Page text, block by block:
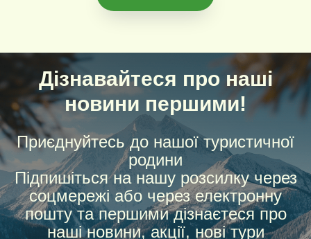
Дізнавайтеся про наші
новини першими!
Приєднуйтесь до нашої туристичної
родини
Підпишіться на нашу розсилку через
соцмережі або через електронну
пошту та першими дізнаєтеся про
наші новини, акції, нові тури